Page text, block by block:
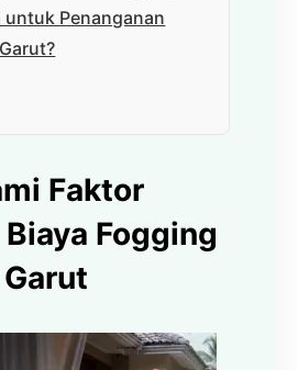
untuk Penanganan
Faktor
Fogging